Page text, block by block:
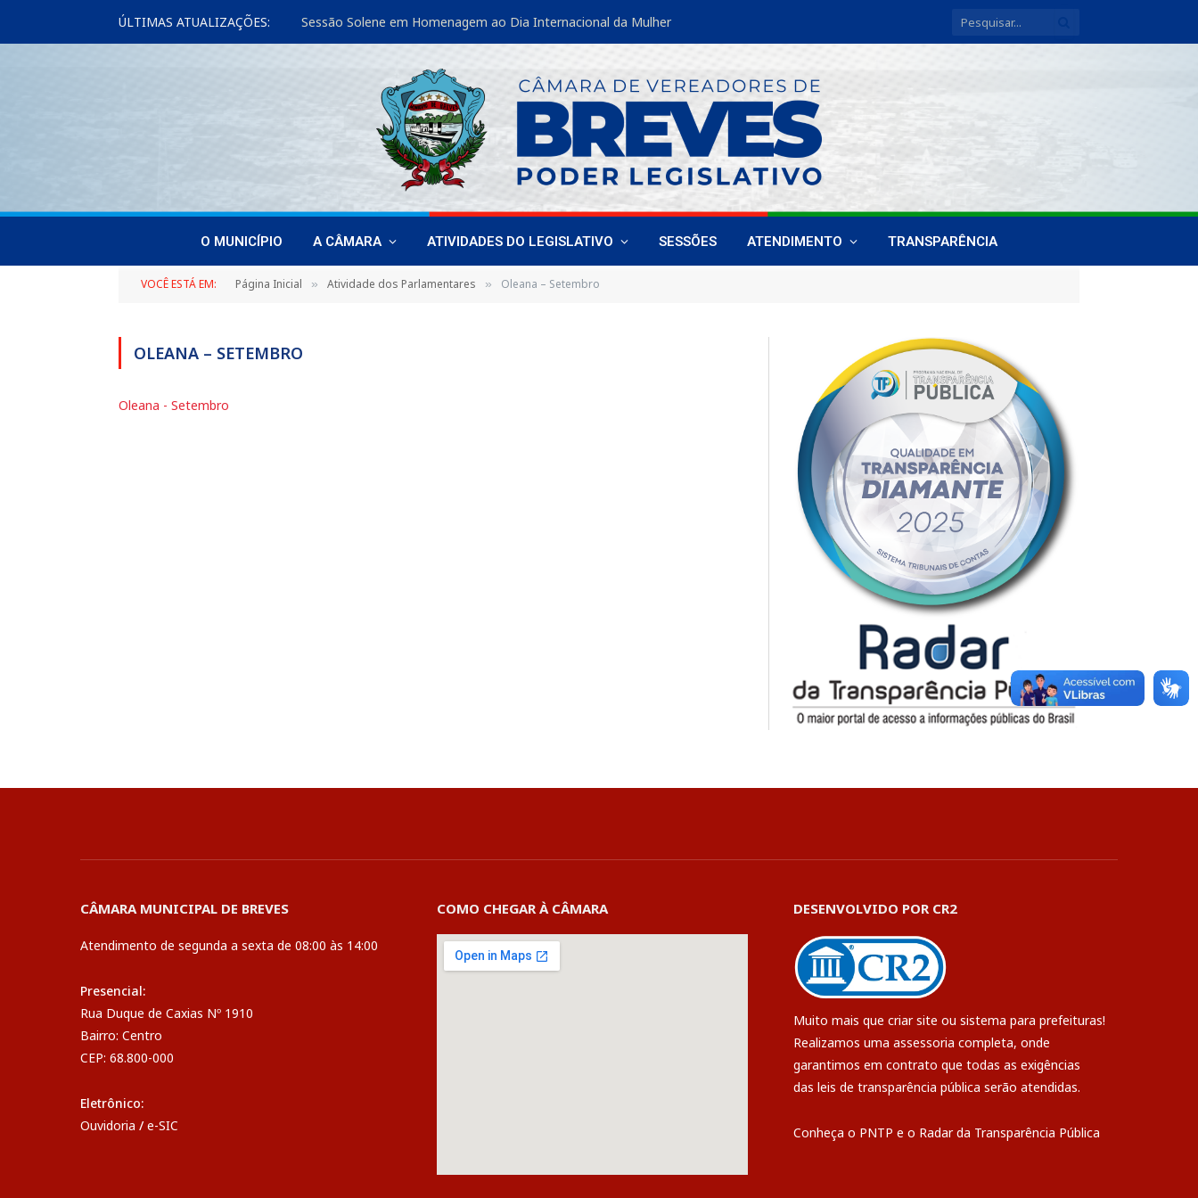
ÚLTIMAS ATUALIZAÇÕES: Sessão Solene em Homenagem ao Dia Internacional da Mulher
O MUNICÍPIO A CÂMARA ATIVIDADES DO LEGISLATIVO SESSÕES ATENDIMENTO TRANSPARÊNCIA
VOCÊ ESTÁ EM: Página Inicial » Atividade dos Parlamentares » Oleana – Setembro
OLEANA – SETEMBRO
Oleana - Setembro
CÂMARA MUNICIPAL DE BREVES
Atendimento de segunda a sexta de 08:00 às 14:00
Presencial:
Rua Duque de Caxias Nº 1910
Bairro: Centro
CEP: 68.800-000
Eletrônico:
Ouvidoria / e-SIC
COMO CHEGAR À CÂMARA DESENVOLVIDO POR CR2
Muito mais que criar site ou sistema para prefeituras!
Realizamos uma assessoria completa, onde
garantimos em contrato que todas as exigências
das leis de transparência pública serão atendidas.
Conheça o PNTP e o Radar da Transparência Pública